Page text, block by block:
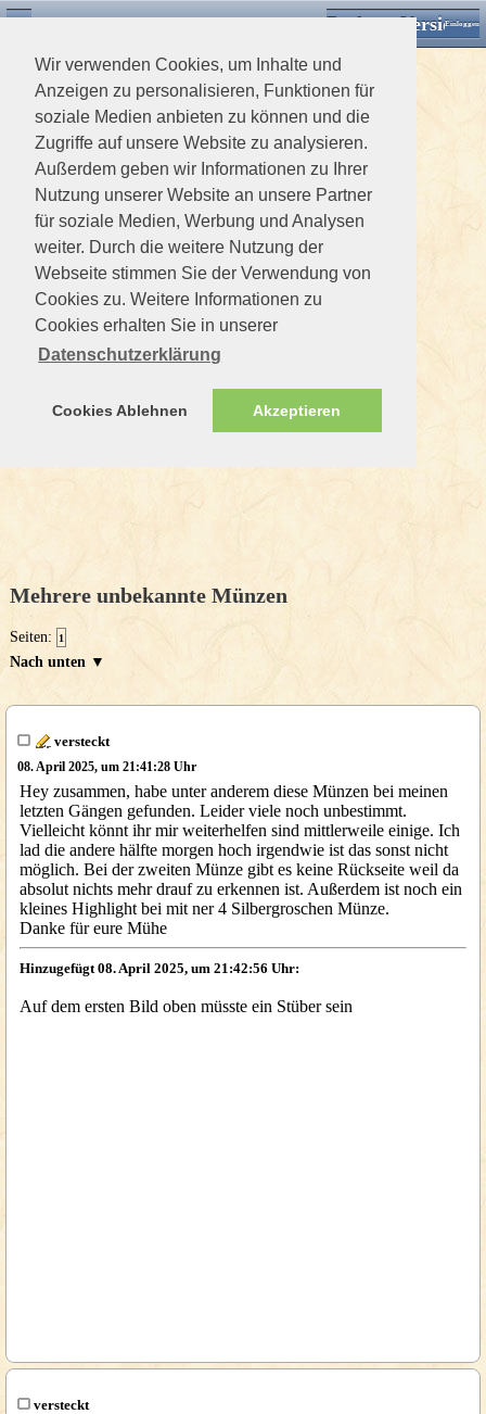
Wir verwenden Cookies, um Inhalte und
Anzeigen zu personalisieren, Funktionen für
soziale Medien anbieten zu können und die
Zugriffe auf unsere Website zu analysieren.
Außerdem geben wir Informationen zu Ihrer
Nutzung unserer Website an unsere Partner
für soziale Medien, Werbung und Analysen
weiter. Durch die weitere Nutzung der
Webseite stimmen Sie der Verwendung von
Cookies zu. Weitere Informationen zu
Cookies erhalten Sie in unserer
Datenschutzerklärung
Cookies Ablehnen Akzeptieren
Desktop VersionEinloggen
Mehrere unbekannte Münzen
Seiten: 1
Nach unten ▼
versteckt
08. April 2025, um 21:41:28 Uhr
Hey zusammen, habe unter anderem diese Münzen bei meinen
letzten Gängen gefunden. Leider viele noch unbestimmt.
Vielleicht könnt ihr mir weiterhelfen sind mittlerweile einige. Ich
lad die andere hälfte morgen hoch irgendwie ist das sonst nicht
möglich. Bei der zweiten Münze gibt es keine Rückseite weil da
absolut nichts mehr drauf zu erkennen ist. Außerdem ist noch ein
kleines Highlight bei mit ner 4 Silbergroschen Münze.
Danke für eure Mühe
Hinzugefügt 08. April 2025, um 21:42:56 Uhr:
Auf dem ersten Bild oben müsste ein Stüber sein
versteckt